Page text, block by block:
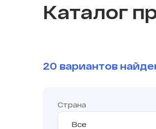
Каталог
20 вариантов
Страна
Все